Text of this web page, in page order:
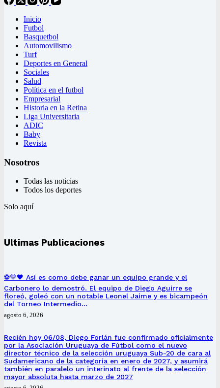
Inicio
Futbol
Basquetbol
Automovilismo
Turf
Deportes en General
Sociales
Salud
Política en el futbol
Empresarial
Historia en la Retina
Liga Universitaria
ADIC
Baby
Revista
Nosotros
Todas las noticias
Todos los deportes
Solo aquí
Ultimas Publicaciones
⚽💛🖤 Así es como debe ganar un equipo grande y el
Carbonero lo demostró. El equipo de Diego Aguirre se
floreó, goleó con un notable Leonel Jaime y es bicampeón
del Torneo Intermedio…
agosto 6, 2026
Recién hoy 06/08, Diego Forlán fue confirmado oficialmente
por la Asociación Uruguaya de Fútbol como el nuevo
director técnico de la selección uruguaya Sub-20 de cara al
Sudamericano de la categoría en enero de 2027, y asumirá
también en paralelo un interinato al frente de la selección
mayor absoluta hasta marzo de 2027